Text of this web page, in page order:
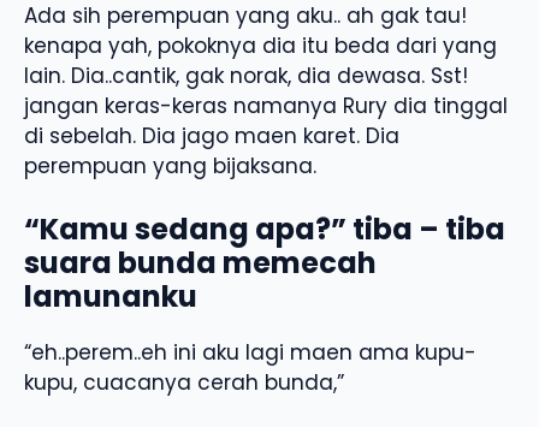
Ada sih perempuan yang aku.. ah gak tau!
kenapa yah, pokoknya dia itu beda dari yang
lain. Dia..cantik, gak norak, dia dewasa. Sst!
jangan keras-keras namanya Rury dia tinggal
di sebelah. Dia jago maen karet. Dia
perempuan yang bijaksana.
“Kamu sedang apa?” tiba – tiba
suara bunda memecah
lamunanku
“eh..perem..eh ini aku lagi maen ama kupu-
kupu, cuacanya cerah bunda,”